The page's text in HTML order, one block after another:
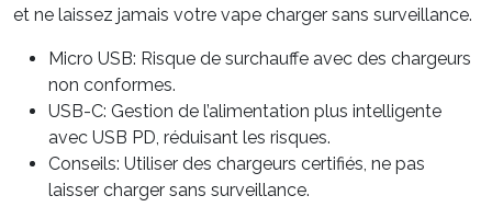
et ne laissez jamais votre vape charger sans surveillance.
Micro USB: Risque de surchauffe avec des chargeurs
non conformes.
USB-C: Gestion de l’alimentation plus intelligente
avec USB PD, réduisant les risques.
Conseils: Utiliser des chargeurs certifiés, ne pas
laisser charger sans surveillance.